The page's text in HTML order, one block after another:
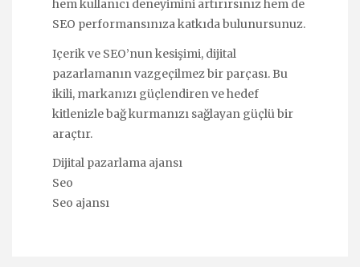
hem kullanıcı deneyimini artırırsınız hem de
SEO performansınıza katkıda bulunursunuz.
Içerik ve SEO’nun kesişimi, dijital
pazarlamanın vazgeçilmez bir parçası. Bu
ikili, markanızı güçlendiren ve hedef
kitlenizle bağ kurmanızı sağlayan güçlü bir
araçtır.
Dijital pazarlama ajansı
Seo
Seo ajansı